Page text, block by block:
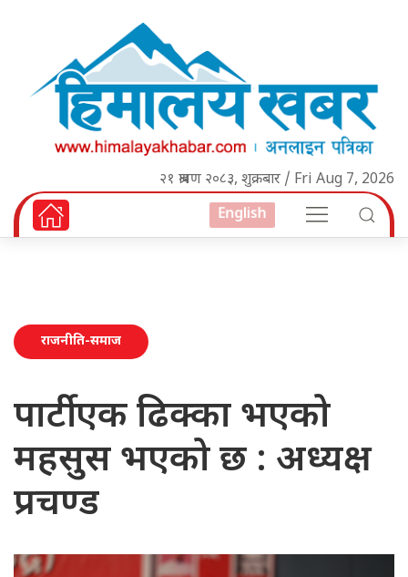
२१ श्रावण २०८३, शुक्रबार / Fri Aug 7, 2026
English
राजनीति-समाज
पार्टी एक ढिक्का भएको
महसुस भएको छ : अध्यक्ष
प्रचण्ड